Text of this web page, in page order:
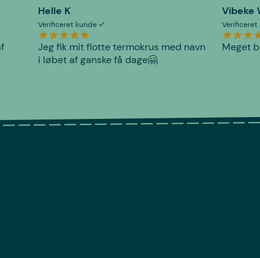
Helle K
Verificeret kunde
Jeg fik mit flotte termokrus med navn
i løbet af ganske få dage🤗
Vibeke
Meget